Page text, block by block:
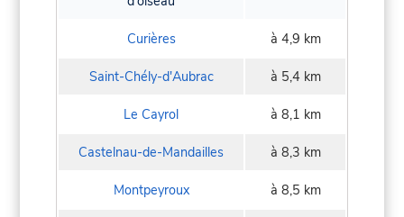
Curières à 4,9 km
Saint-Chély-d'Aubrac à 5,4 km
Le Cayrol à 8,1 km
Castelnau-de-Mandailles à 8,3 km
Montpeyroux à 8,5 km